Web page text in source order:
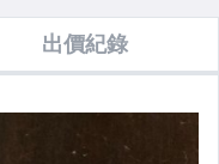
出價紀錄